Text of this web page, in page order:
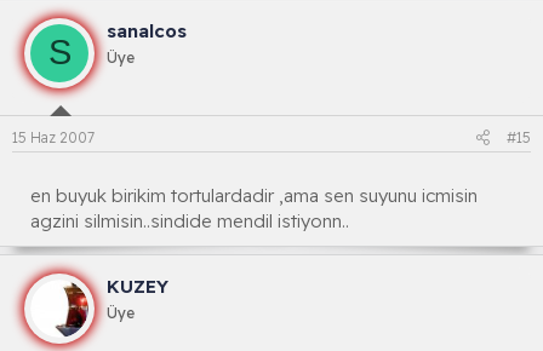
S
sanalcos
Üye
15 Haz 2007 #15
en buyuk birikim tortulardadir ,ama sen suyunu icmisin
agzini silmisin..sindide mendil istiyonn..
KUZEY
Üye